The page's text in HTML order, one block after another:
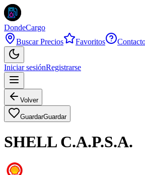
DondeCargo
Buscar Precios
Favoritos
Iniciar sesiónRegistrarse
Volver
GuardarGuardar
SHELL C.A.P.S.A.